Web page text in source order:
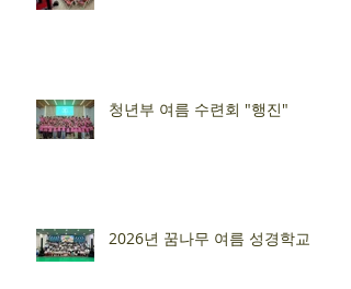
청년부 여름 수련회 "행진"
2026년 꿈나무 여름 성경학교